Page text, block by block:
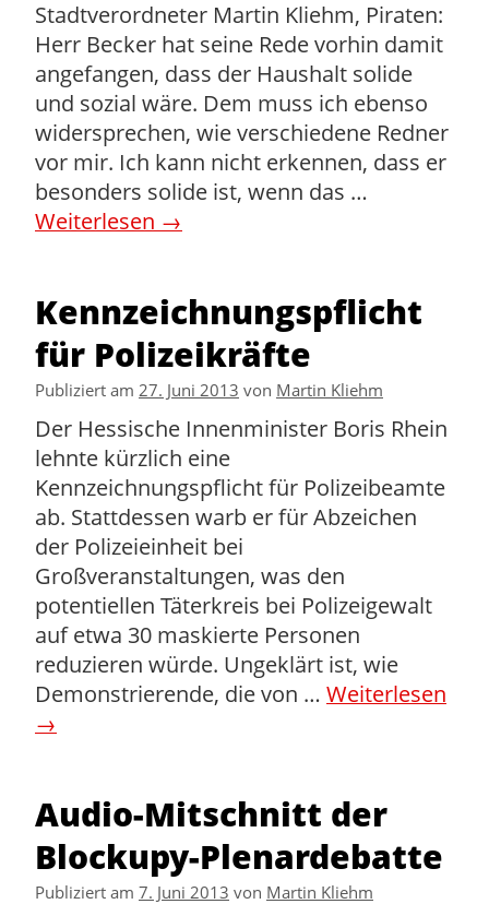
Stadtverordneter Martin Kliehm, Piraten:
Herr Becker hat seine Rede vorhin damit
angefangen, dass der Haushalt solide
und sozial wäre. Dem muss ich ebenso
widersprechen, wie verschiedene Redner
vor mir. Ich kann nicht erkennen, dass er
besonders solide ist, wenn das …
Weiterlesen →
Kennzeichnungspflicht
für Polizeikräfte
Publiziert am 27. Juni 2013 von Martin Kliehm
Der Hessische Innenminister Boris Rhein
lehnte kürzlich eine
Kennzeichnungspflicht für Polizeibeamte
ab. Stattdessen warb er für Abzeichen
der Polizeieinheit bei
Großveranstaltungen, was den
potentiellen Täterkreis bei Polizeigewalt
auf etwa 30 maskierte Personen
reduzieren würde. Ungeklärt ist, wie
Demonstrierende, die von … Weiterlesen
→
Audio-Mitschnitt der
Blockupy-Plenardebatte
Publiziert am 7. Juni 2013 von Martin Kliehm